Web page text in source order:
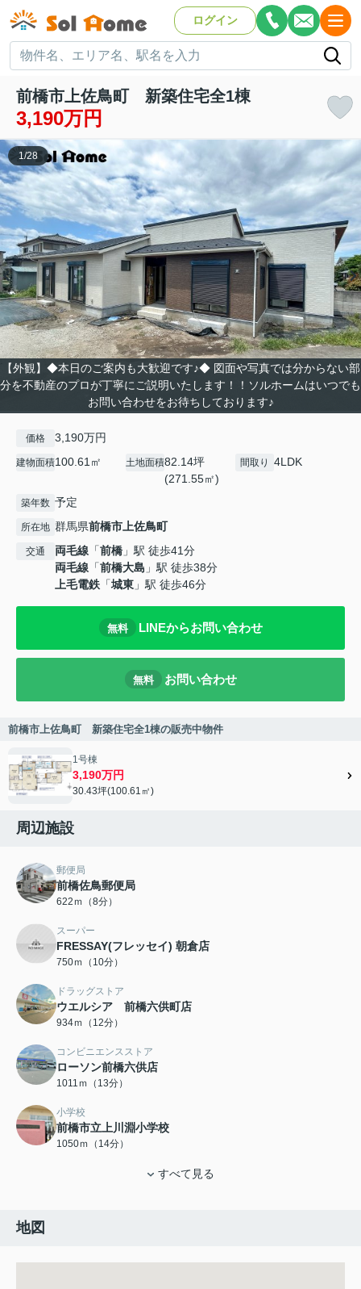
ログイン
前橋市上佐鳥町 新築住宅全1棟
3,190万円
【外観】◆本日のご案内も大歓迎です♪◆ 図面や写真では分からない部
分を不動産のプロが丁寧にご説明いたします！！ソルホームはいつでも
お問い合わせをお待ちしております♪
1/28
価格 3,190万円
建物面積100.61㎡ 土地面積82.14坪
(271.55㎡)
間取り 4LDK
築年数 予定
所在地 群馬県前橋市 上佐鳥町
交通 両毛線 「前橋 」駅 徒歩41分
両毛線 「前橋大島 」駅 徒歩38分
上毛電鉄 「城東 」駅 徒歩46分
無料 LINEからお問い合わせ
無料 お問い合わせ
前橋市上佐鳥町 新築住宅全1棟の販売中物件
1号棟
3,190万円
30.43坪(100.61㎡)
周辺施設
郵便局
前橋佐鳥郵便局
622ｍ（8分）
スーパー
FRESSAY(フレッセイ) 朝倉店
750ｍ（10分）
ドラッグストア
ウエルシア 前橋六供町店
934ｍ（12分）
コンビニエンスストア
ローソン前橋六供店
1011ｍ（13分）
小学校
前橋市立上川淵小学校
1050ｍ（14分）
すべて見る
地図